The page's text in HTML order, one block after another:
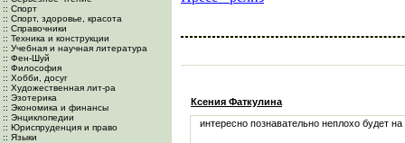
:: Спорт
:: Спорт, здоровье, красота
:: Справочники
:: Техника и конструкции
:: Учебная и научная литература
:: Фен-Шуй
:: Философия
:: Хобби, досуг
:: Художественная лит-ра
:: Эзотерика
:: Экономика и финансы
:: Энциклопедии
:: Юриспруденция и право
:: Языки
Ксения Фаткулина
интересно познавательно неплохо будет